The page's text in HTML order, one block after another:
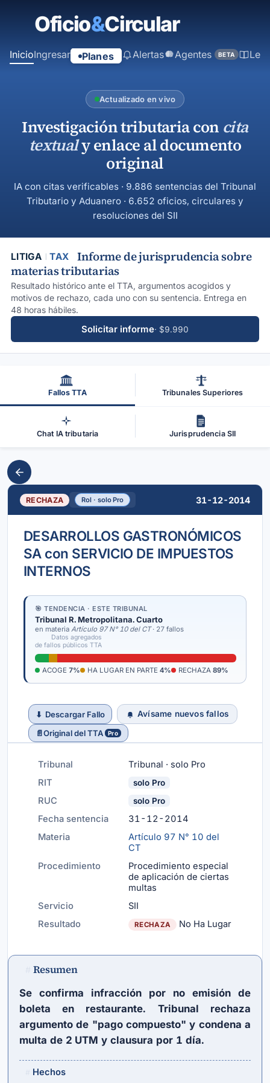
principal
InicioIngresar Planes Alertas Agentes BETA
Actualizado en vivo
Investigación tributaria con cita
textualy enlace al documento
original
IA con citas verificables · 9.886 sentencias del Tribunal
Tributario y Aduanero · 6.652 oficios, circulares y
resoluciones del SII
LITIGA TAX
Informe de jurisprudencia sobre
materias tributarias
Resultado histórico ante el TTA, argumentos acogidos y
motivos de rechazo, cada uno con su sentencia. Entrega en
48 horas hábiles.
Solicitar informe· $9.990
Fallos TTA Tribunales Superiores
Chat IA tributaria Jurisprudencia SII
RECHAZA Rol · solo Pro 31-12-2014
DESARROLLOS GASTRONÓMICOS
SA con SERVICIO DE IMPUESTOS
INTERNOS
🎯 TENDENCIA · ESTE TRIBUNAL
Tribunal R. Metropolitana. Cuarto
en materia Artículo 97 N° 10 del CT· 27 fallos
Datos agregados
de fallos públicos TTA
ACOGE 7% HA LUGAR EN PARTE 4% RECHAZA 89%
⬇ Descargar Fallo
Avísame nuevos fallos
📄Original del TTA Pro
Tribunal
Tribunal · solo Pro
RIT
solo Pro
RUC solo Pro
Fecha sentencia
31-12-2014
Materia
Artículo 97 N° 10 del
CT
Procedimiento
Procedimiento especial
de aplicación de ciertas
multas
Servicio
SII
Resultado
RECHAZA No Ha Lugar
Resumen
Se confirma infracción por no emisión de
boleta en restaurante. Tribunal rechaza
argumento de "pago compuesto" y condena a
multa de 2 UTM y clausura por 1 día.
Hechos